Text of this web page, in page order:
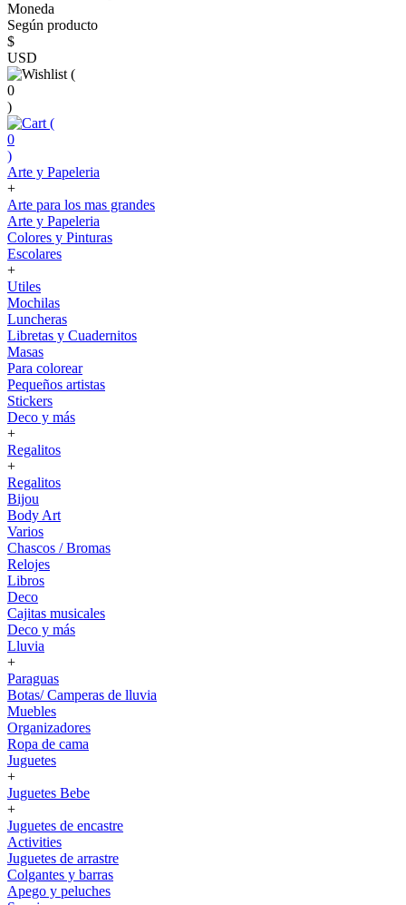
Moneda
Según producto
$
USD
(
0
)
(
0
)
Arte y Papeleria
+
Arte para los mas grandes
Arte y Papeleria
Colores y Pinturas
Escolares
+
Utiles
Mochilas
Luncheras
Libretas y Cuadernitos
Masas
Para colorear
Pequeños artistas
Stickers
Deco y más
+
Regalitos
+
Regalitos
Bijou
Body Art
Varios
Chascos / Bromas
Relojes
Libros
Deco
Cajitas musicales
Deco y más
Lluvia
+
Paraguas
Botas/ Camperas de lluvia
Muebles
Organizadores
Ropa de cama
Juguetes
+
Juguetes Bebe
+
Juguetes de encastre
Activities
Juguetes de arrastre
Colgantes y barras
Apego y peluches